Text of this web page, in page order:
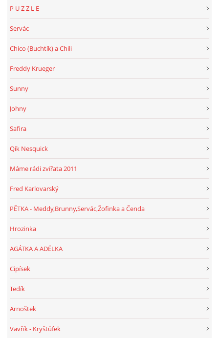
P U Z Z L E
Servác
Chico (Buchtík) a Chili
Freddy Krueger
Sunny
Johny
Safira
Qík Nesquick
Máme rádi zvířata 2011
Fred Karlovarský
PĚTKA - Meddy,Brunny,Servác,Žofinka a Čenda
Hrozinka
AGÁTKA A ADÉLKA
Cipísek
Tedík
Arnoštek
Vavřík - Kryštůfek